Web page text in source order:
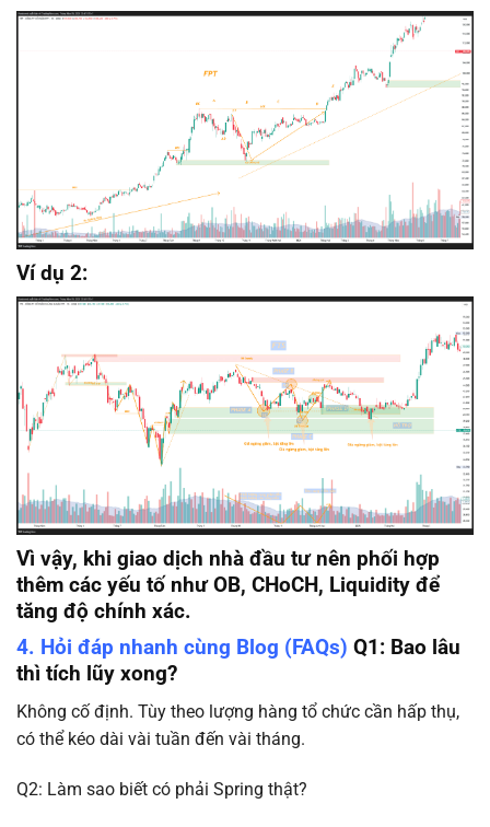
Ví dụ 2:
Vì vậy, khi giao dịch nhà đầu tư nên phối hợp
thêm các yếu tố như OB, CHoCH, Liquidity để
tăng độ chính xác.
4. Hỏi đáp nhanh cùng Blog (FAQs) Q1: Bao lâu
thì tích lũy xong?
Không cố định. Tùy theo lượng hàng tổ chức cần hấp thụ,
có thể kéo dài vài tuần đến vài tháng.
Q2: Làm sao biết có phải Spring thật?